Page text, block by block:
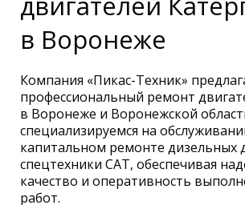
в Воронеже
Компания «Пикас-Техник»
профессиональный ремонт
в Воронеже и Воронежской
специализируемся на
капитальном ремонте дизельных
спецтехники CAT, обеспечивая
качество и оперативность
работ.